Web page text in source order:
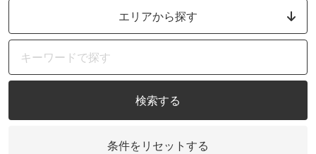
エリアから探す
検索する
条件をリセットする